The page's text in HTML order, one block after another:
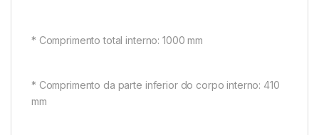
* Comprimento total interno: 1000 mm
* Comprimento da parte inferior do corpo interno: 410
mm